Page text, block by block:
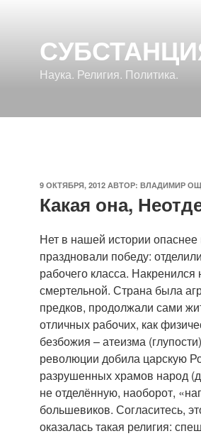
Наука. Религия. Политика.
ОПУБЛИКОВАНО
9 ОКТЯБРЯ, 2012 АВТОР: ВЛАДИМИР
Какая она,
Нет в нашей истории
праздновали победу:
рабочего класса.
смертельной. Страна была
предков, продолжали сами
отличных рабочих, как
безбожия – атеизма
революции добила царскую
разрушенных храмов народ
не отделённую, наоборот,
большевиков. Согласитесь,
оказалась такая религия: